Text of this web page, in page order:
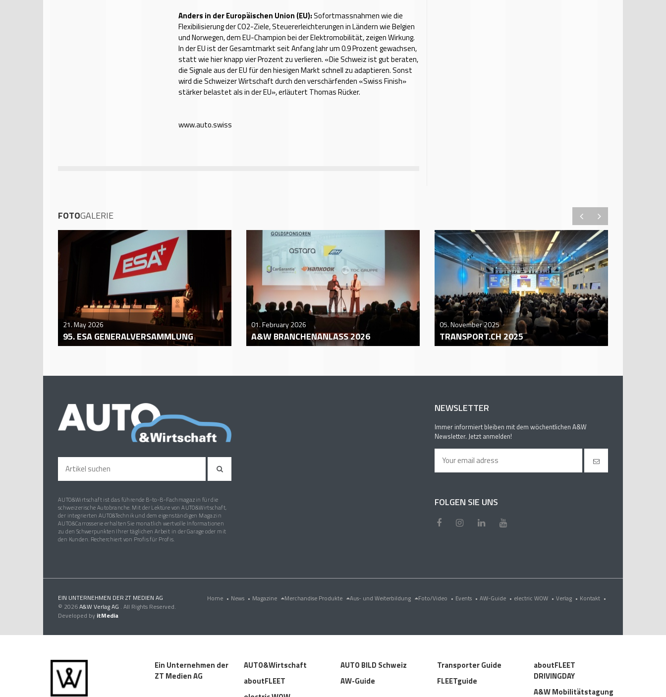
Anders in der Europäischen Union (EU):Sofortmassnahmen wie die
Flexibilisierung der CO2-Ziele, Steuererleichterungen in Ländern wie Belgien
und Norwegen, dem EU-Champion bei der Elektromobilität, zeigen Wirkung.
In der EU ist der Gesamtmarkt seit Anfang Jahr um 0.9 Prozent gewachsen,
statt wie hier knapp vier Prozent zu verlieren. «Die Schweiz ist gut beraten,
die Signale aus der EU für den hiesigen Markt schnell zu adaptieren. Sonst
wird die Schweizer Wirtschaft durch den verschärfenden «Swiss Finish»
stärker belastet als in der EU», erläutert Thomas Rücker.
www.auto.swiss
FOTOGALERIE
21. May 2026
95. ESA GENERALVERSAMMLUNG
01. February 2026
A&W BRANCHENANLASS 2026
05. November 2025
TRANSPORT.CH 2025
AUTO&Wirtschaft ist das führende B-to-B-Fachmagazin für die
schweizerische Autobranche. Mit der Lektüre von AUTO&Wirtschaft,
der integrierten AUTO&Technik und dem eigenständigen Magazin
AUTO&Carrosserie erhalten Sie monatlich wertvolle Informationen
zu den Schwerpunkten Ihrer täglichen Arbeit in der Garage oder mit
den Kunden. Recherchiert von Profis für Profis.
NEWSLETTER
Immer informiert bleiben mit dem wöchentlichen A&W
Newsletter. Jetzt anmelden!
FOLGEN SIE UNS
EIN UNTERNEHMEN DER ZT MEDIEN AG
© 2026A&W Verlag AG . All Rights Reserved.
Developed by itMedia
Home • News • Magazine Merchandise Produkte Aus- und Weiterbildung Foto/Video • Events • AW-Guide • electric WOW • Verlag • Kontakt •
Ein Unternehmen der
ZT Medien AG
AUTO&Wirtschaft
aboutFLEET
AUTO BILD Schweiz
AW-Guide
Transporter Guide
FLEETguide
aboutFLEET
DRIVINGDAY
A&W Mobilitätstagung